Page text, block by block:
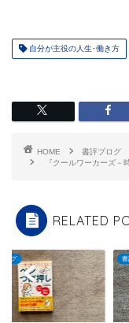
自分が主役の人生･働き方
HOME
書評ブログ
『クールワーカーズ－
RELATED
ログ 書